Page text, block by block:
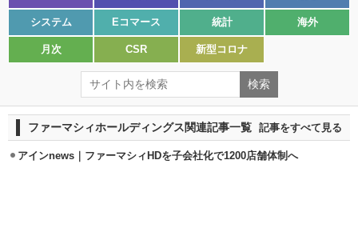
システム Eコマース 統計 海外
月次 CSR 新型コロナ
ファーマシィホールディングス関連記事一覧 記事をすべて見る
アインnews｜ファーマシィHDを子会社化で1200店舗体制へ